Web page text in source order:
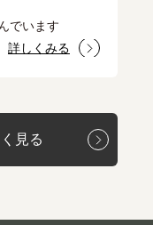
でいます
詳しくみる
見る